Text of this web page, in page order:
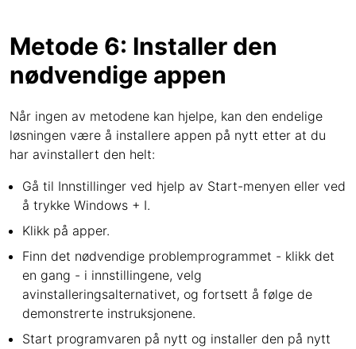
Metode 6: Installer den
nødvendige appen
Når ingen av metodene kan hjelpe, kan den endelige
løsningen være å installere appen på nytt etter at du
har avinstallert den helt:
Gå til Innstillinger ved hjelp av Start-menyen eller ved
å trykke Windows + I.
Klikk på apper.
Finn det nødvendige problemprogrammet - klikk det
en gang - i innstillingene, velg
avinstalleringsalternativet, og fortsett å følge de
demonstrerte instruksjonene.
Start programvaren på nytt og installer den på nytt